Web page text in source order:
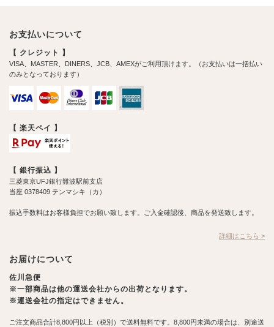
お支払いについて
【 クレジット 】
VISA、MASTER、DINERS、JCB、AMEXがご利用頂けます。（お支払いは一括払い
のみとなっております）
【 楽天ペイ 】
【 銀行振込 】
三菱東京UFJ銀行難波駅前支店
当座 0378409 テンマシキ（カ）
振込手数料はお客様負担でお願い致します。ご入金確認後、商品を発送致します。
詳細はこちら >
お届けについて
佐川急便
※一部商品は他の運送会社からの出荷となります。
※運送会社の指定はできません。
ご注文商品合計8,800円以上（税別）で送料無料です。8,800円未満の場合は、別途送